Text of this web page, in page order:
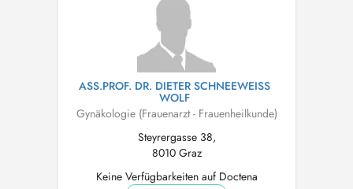
ASS.PROF. DR. DIETER SCHNEEWEISS
WOLF
Gynäkologie (Frauenarzt - Frauenheilkunde)
Steyrergasse 38,
8010 Graz
Keine Verfügbarkeiten auf Doctena